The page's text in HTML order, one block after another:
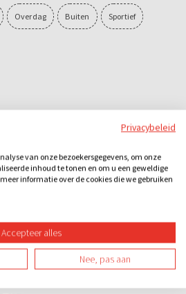
Overdag Buiten Sportief
v.a. €25,21
Privacybeleid
van onze bezoekersgegevens, om onze
inhoud te tonen en om u een geweldige
informatie over de cookies die we gebruiken
Accepteer alles
Nee, pas aan